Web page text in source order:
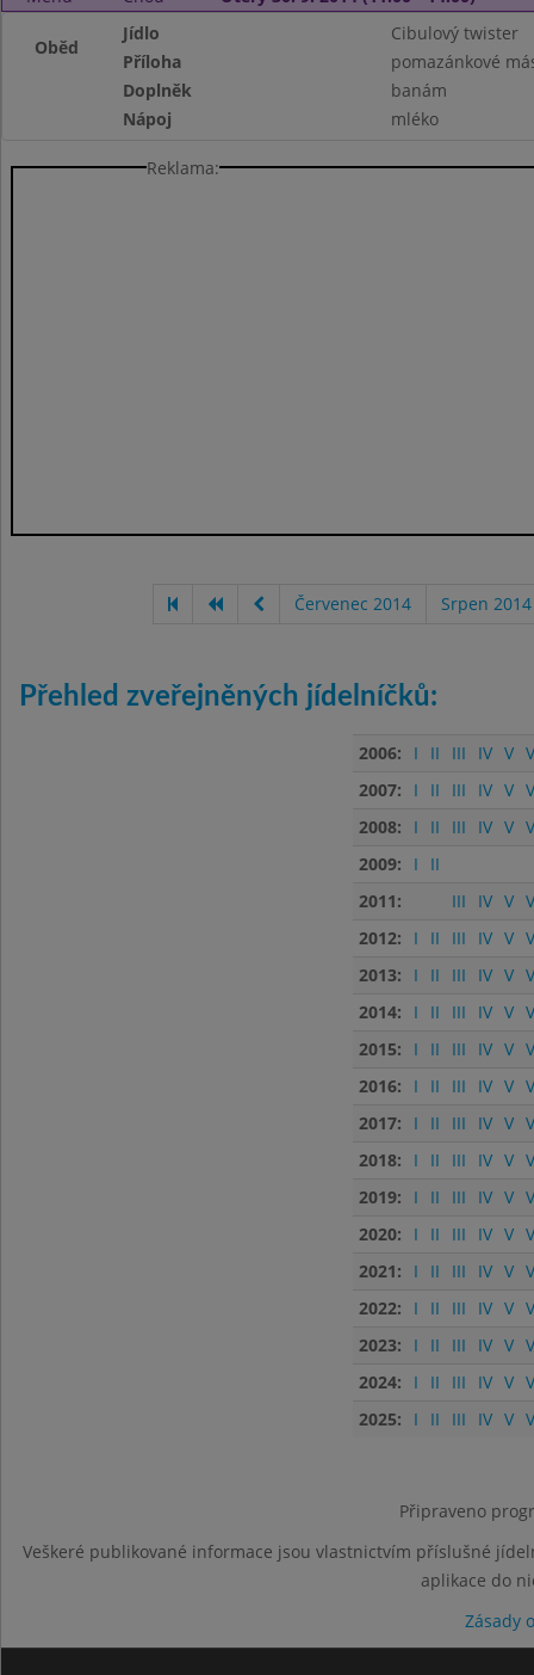
Oběd
Jídlo
Cibulový twister
Příloha
pomazánkové
Doplněk
banám
Nápoj
mléko
Reklama:
Červenec 2014 Srpen 2014
Přehled zveřejněných jídelníčků:
2006: I II III IV V
2007:
I II III IV V
2008:
I II III IV V
2009:
I
II
2011:
III IV V
2012:
I II III IV V
2013:
I II III IV V
2014:
I II III IV V
2015:
I II III IV V
2016:
I II III IV V
2017:
I II III IV V
2018:
I II III IV V
2019:
I II III IV V
2020:
I II III IV V
2021:
I II III IV V
2022:
I II III IV V
2023:
I II III IV V
2024:
I II III IV V
2025:
I II III IV V
Připraveno
Veškeré publikované informace jsou vlastnictvím příslušné
aplikace do
Zásady